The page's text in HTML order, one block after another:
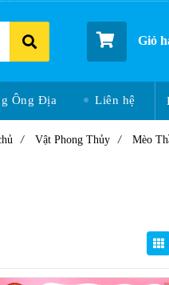
Giỏ
Ông Địa Liên hệ
/ Vật Phong Thủy / Mèo